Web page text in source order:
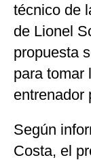
técnico de
de Lionel
propuesta
para tomar
entrenador
Según
Costa, el